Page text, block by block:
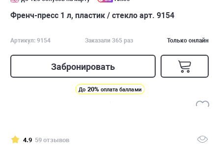
Френч-пресс 1 л, пластик / стекло арт. 9154
Артикул: 9154 Заказали 365 раз Только онлайн
Забронировать
До 20% оплата баллами
4.9 59 отзывов